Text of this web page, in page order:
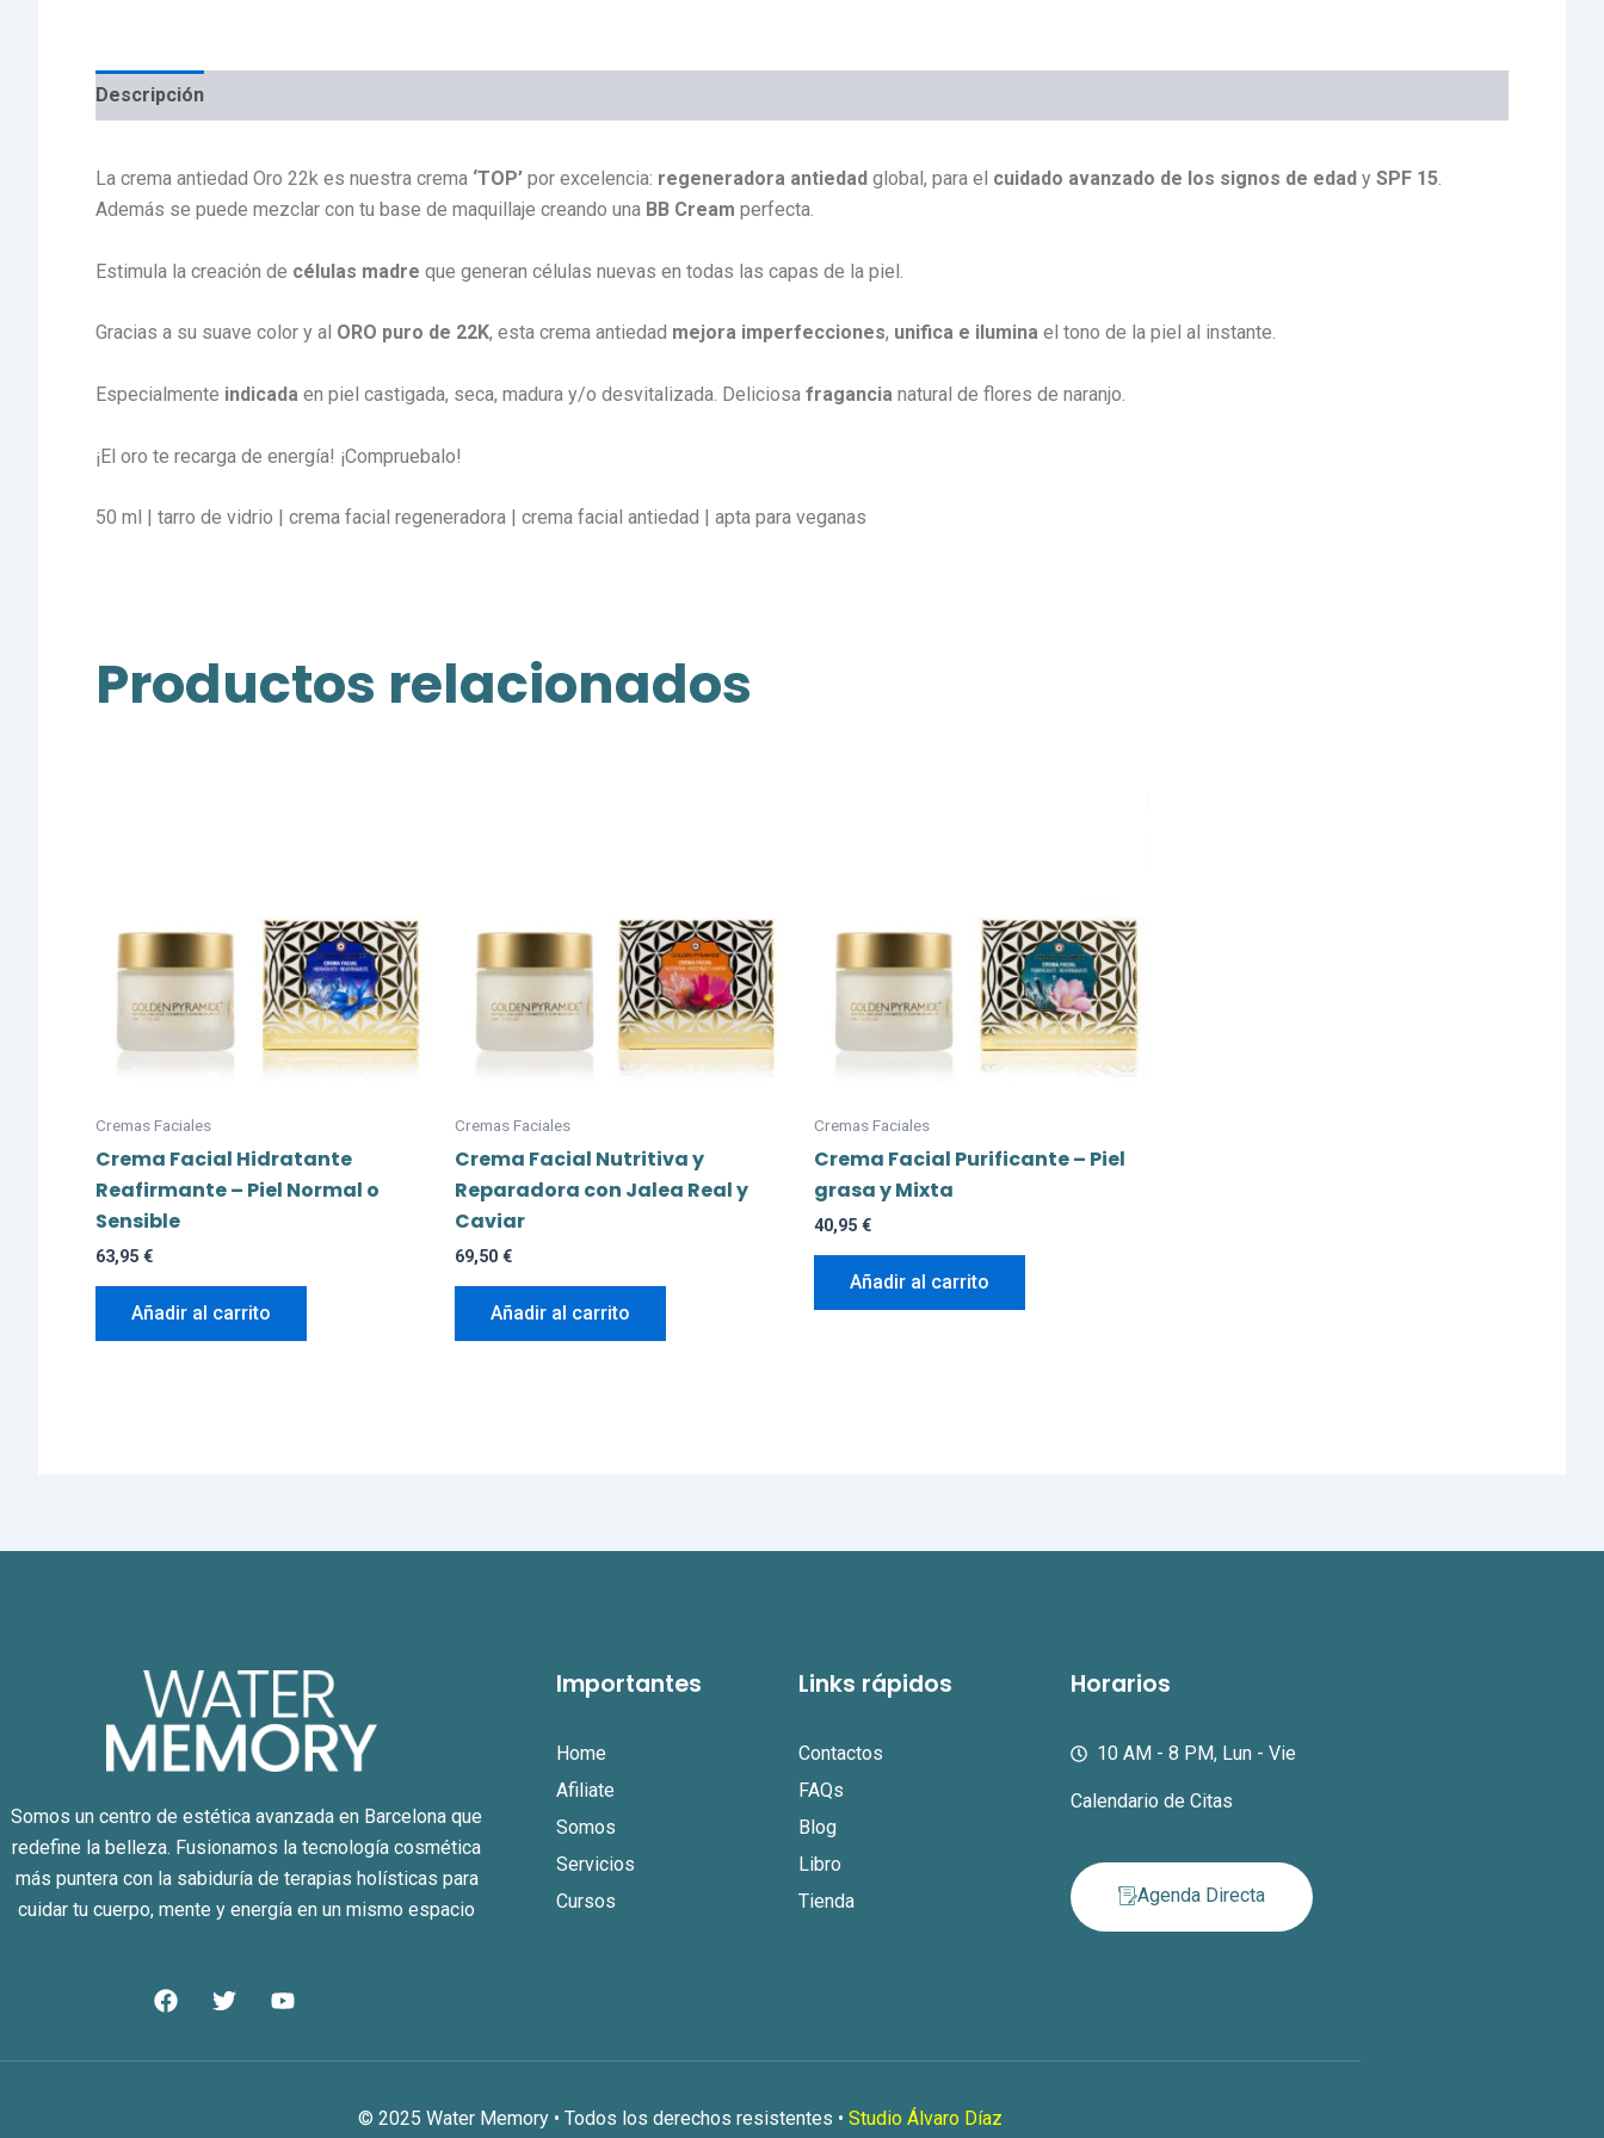
Descripción
La crema antiedad Oro 22k es nuestra crema ‘TOP’ por excelencia: regeneradora antiedad global, para el cuidado avanzado de los signos de edad y SPF 15.
Además se puede mezclar con tu base de maquillaje creando una BB Cream perfecta.
Estimula la creación de células madre que generan células nuevas en todas las capas de la piel.
Gracias a su suave color y al ORO puro de 22K, esta crema antiedad mejora imperfecciones, unifica e ilumina el tono de la piel al instante.
Especialmente indicada en piel castigada, seca, madura y/o desvitalizada. Deliciosa fragancia natural de flores de naranjo.
¡El oro te recarga de energía! ¡Compruebalo!
50 ml | tarro de vidrio | crema facial regeneradora | crema facial antiedad | apta para veganas
Productos relacionados
Cremas Faciales
Crema Facial Hidratante
Reafirmante – Piel Normal o
Sensible
63,95 €
Añadir al carrito
Cremas Faciales
Crema Facial Nutritiva y
Reparadora con Jalea Real y
Caviar
69,50 €
Añadir al carrito
Cremas Faciales
Crema Facial Purificante – Piel
grasa y Mixta
40,95 €
Añadir al carrito
Somos un centro de estética avanzada en Barcelona que
redefine la belleza. Fusionamos la tecnología cosmética
más puntera con la sabiduría de terapias holísticas para
cuidar tu cuerpo, mente y energía en un mismo espacio
F
a
e
T
w
t
Y
o
t
Importantes
Home
Afiliate
Somos
Servicios
Cursos
Links rápidos
Contactos
FAQs
Blog
Libro
Tienda
Horarios
10 AM - 8 PM, Lun - Vie
Calendario de Citas
Agenda Directa
© 2025 Water Memory • Todos los derechos resistentes • Studio Álvaro Díaz